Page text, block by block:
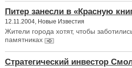
Питер занесли в «Красную
12.11.2004, Новые Известия
Жители города хотят, чтобы
памятниках
Стратегический инвестор